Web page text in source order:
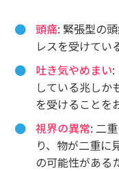
頭痛: 緊張型の
レスを受けてい
吐き気やめまい:
している兆しか
を受けることを
視界の異常: 二
り、物が二重に
の可能性がある